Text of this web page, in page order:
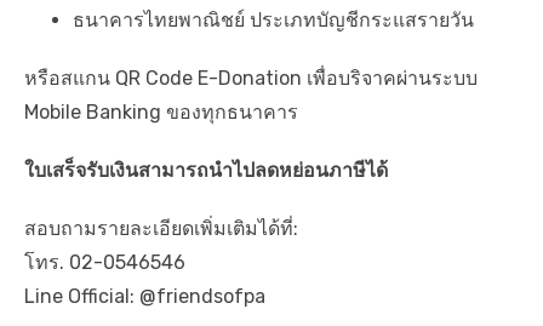
ธนาคารไทยพาณิชย์ ประเภทบัญชีกระแสรายวัน
หรือสแกน QR Code E-Donation เพื่อบริจาคผ่านระบบ
Mobile Banking ของทุกธนาคาร
ใบเสร็จรับเงินสามารถนำไปลดหย่อนภาษีได้
สอบถามรายละเอียดเพิ่มเติมได้ที่:
โทร. 02-0546546
Line Official: @friendsofpa